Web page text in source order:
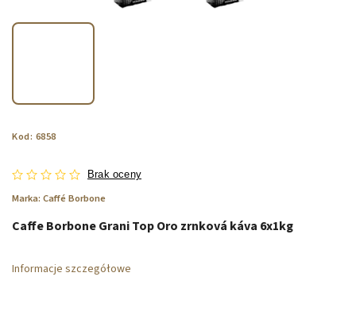
Kod: 6858
Brak oceny
Marka: Caffé Borbone
Caffe Borbone Grani Top Oro zrnková káva 6x1kg
Informacje szczegółowe